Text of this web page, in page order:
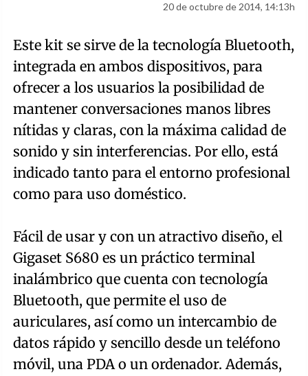
20 de octubre de 2014, 14:13h
Este kit se sirve de la tecnología Bluetooth,
integrada en ambos dispositivos, para
ofrecer a los usuarios la posibilidad de
mantener conversaciones manos libres
nítidas y claras, con la máxima calidad de
sonido y sin interferencias. Por ello, está
indicado tanto para el entorno profesional
como para uso doméstico.
Fácil de usar y con un atractivo diseño, el
Gigaset S680 es un práctico terminal
inalámbrico que cuenta con tecnología
Bluetooth, que permite el uso de
auriculares, así como un intercambio de
datos rápido y sencillo desde un teléfono
móvil, una PDA o un ordenador. Además,